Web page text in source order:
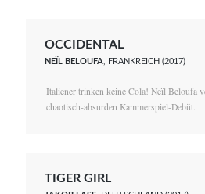
OCCIDENTAL
NEÏL BELOUFA , FRANKREICH (2017)
Italiener trinken keine Cola! Neïl Beloufa
chaotisch-absurden Kammerspiel-Debüt.
TIGER GIRL